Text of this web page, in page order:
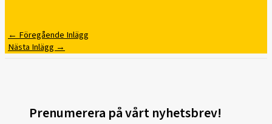
← Föregående Inlägg
Nästa Inlägg →
Prenumerera på vårt nyhetsbrev!